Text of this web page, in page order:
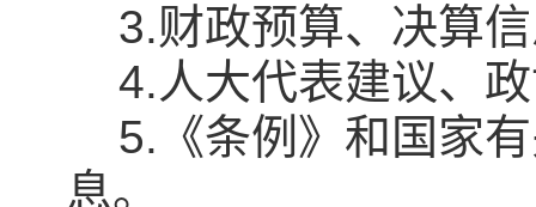
3.财政预算、决算
4.人大代表建议、
5.《条例》和国家有
息。